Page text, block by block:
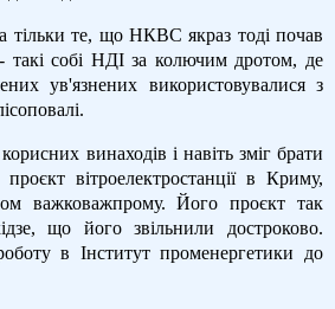
тільки те, що НКВС якраз тоді почав
такі собі НДІ за колючим дротом, де
ув'язнених використовувалися з
винаходів і навіть зміг брати
вітроелектростанції в Криму,
важковажпрому. Його проєкт так
що його звільнили достроково.
в Інститут променергетики до